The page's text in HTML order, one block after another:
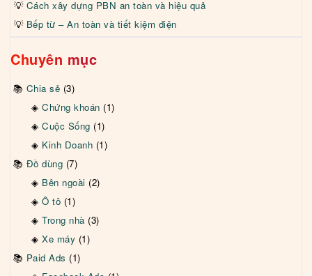
Gốc gác của mạng xã hội có thể được tìm thấy từ những
ngày đầu của internet khi các nền tảng như SixDegrees.com
những năm, mạng xã hội đã phát triển từ các mạng lưới dựa
trên hồ sơ đơn giản thành môi trường đa phương tiện. Việc
chuyển từ giao tiếp dựa trên văn bản sang việc chia sẻ nội
dung hình ảnh và trực tiếp đã tạo ra một cảnh quan động đa
dạng thu hút đa dạng người dùng.
Cách xây dựng PBN an toàn và hiệu quả
Bếp từ – An toàn và tiết kiệm điện
Chuyên mục
Chia sẻ (3)
Chứng khoán (1)
Cuộc Sống (1)
Kinh Doanh (1)
Đồ dùng (7)
Bên ngoài (2)
Ô tô (1)
Trong nhà (3)
Xe máy (1)
Paid Ads (1)